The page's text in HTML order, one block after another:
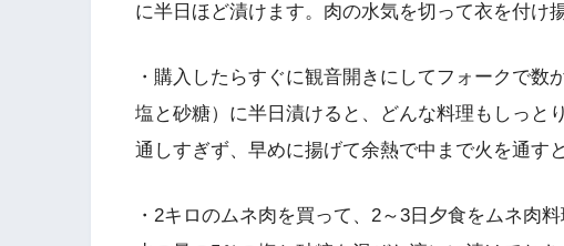
に半日ほど漬けます。肉の水気を切って衣を付け
・購入したらすぐに観音開きにしてフォークで
塩と砂糖）に半日漬けると、どんな料理もしっと
通しすぎず、早めに揚げて余熱で中まで火を通す
・2キロのムネ肉を買って、2～3日夕食をムネ肉